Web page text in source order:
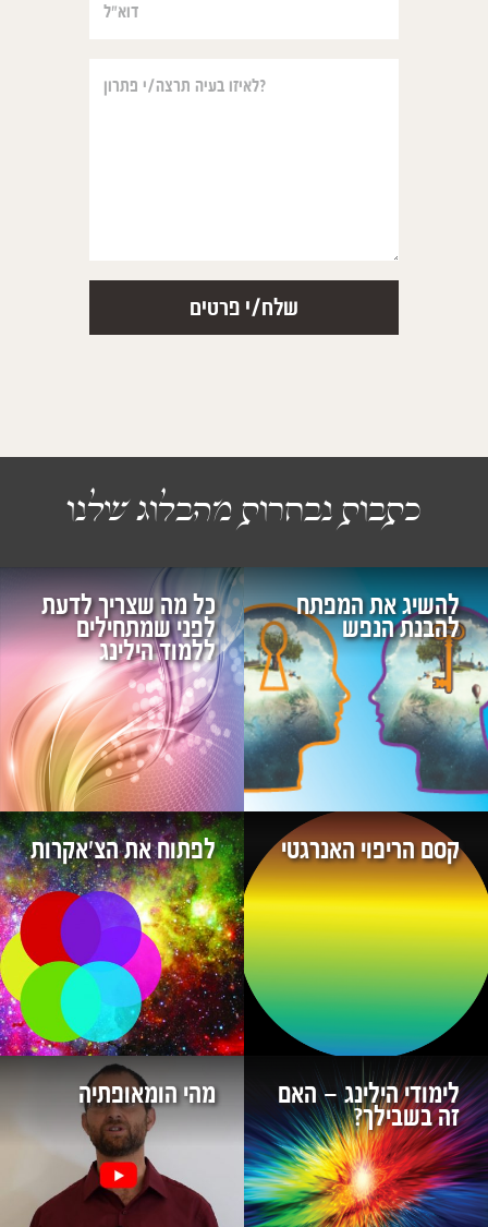
כתבות נבחרות מהבלוג שלנו
להשיג את המפתח
להבנת הנפש
כל מה שצריך לדעת
לפני שמתחילים
ללמוד הילינג
קסם הריפוי האנרגטי לפתוח את הצ'אקרות
לימודי הילינג – האם
זה בשבילך?
מהי הומאופתיה